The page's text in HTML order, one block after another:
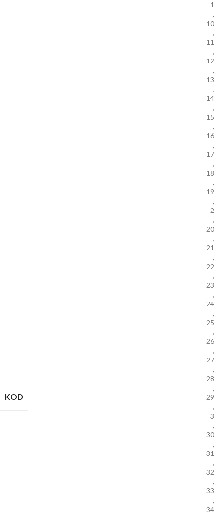
KOD
1
,
10
,
11
,
12
,
13
,
14
,
15
,
16
,
17
,
18
,
19
,
2
,
20
,
21
,
22
,
23
,
24
,
25
,
26
,
27
,
28
,
29
,
3
,
30
,
31
,
32
,
33
,
34